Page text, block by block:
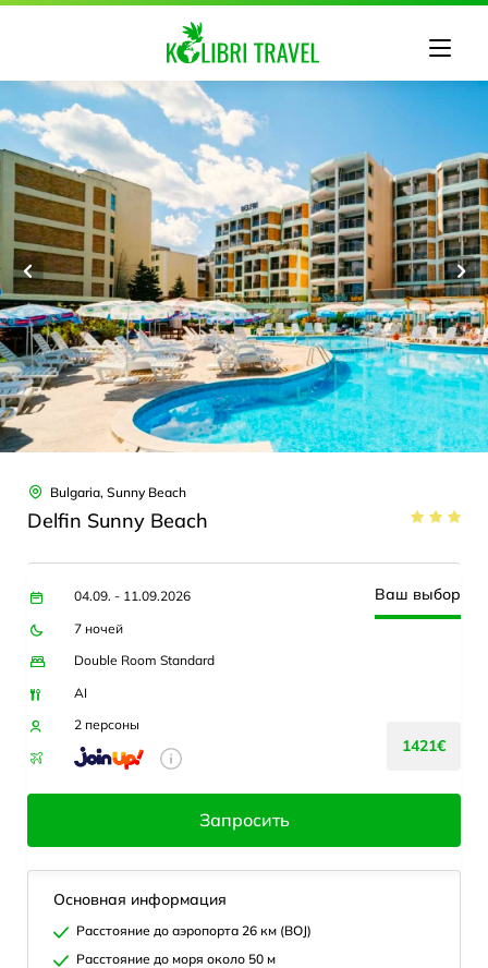
Bulgaria, Sunny Beach
Delfin Sunny Beach
04.09. - 11.09.2026
7 ночей
Double Room Standard
AI
2 персоны
Ваш выбор
1421€
Запросить
Основная информация
Расстояние до аэропорта 26 км (BOJ)
Расстояние до моря около 50 м